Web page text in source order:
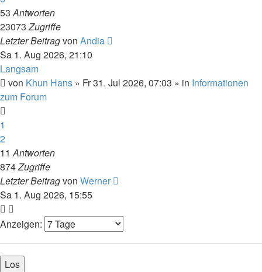
53Antworten
23073Zugriffe
Letzter Beitragvon Andia
Sa 1. Aug 2026, 21:10
Langsam
von Khun Hans » Fr 31. Jul 2026, 07:03 » in Informationen
zum Forum
1
2
11Antworten
874Zugriffe
Letzter Beitragvon Werner
Sa 1. Aug 2026, 15:55
Anzeigen: